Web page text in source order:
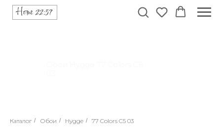
Каталог / Обои / Hygge / 77 Colors C5 03